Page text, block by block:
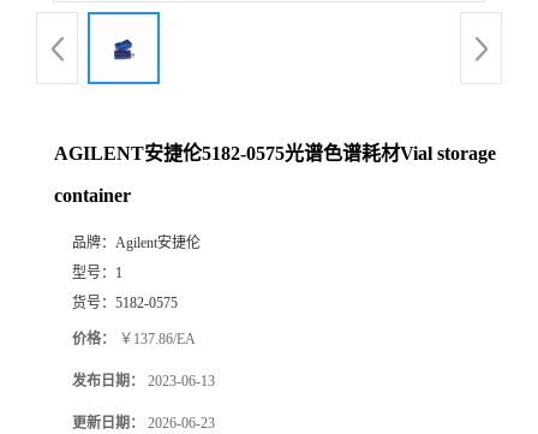
AGILENT安捷伦5182-0575光谱色谱耗材Vial storage
container
品牌： Agilent安捷伦
型号： 1
货号： 5182-0575
价格： ￥137.86/EA
发布日期： 2023-06-13
更新日期： 2026-06-23